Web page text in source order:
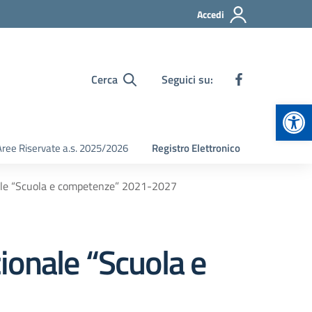
Accedi
Cerca Seguici su:
Riservate a.s. 2025/2026 Registro Elettronico
“Scuola e competenze” 2021-2027
“Scuola e